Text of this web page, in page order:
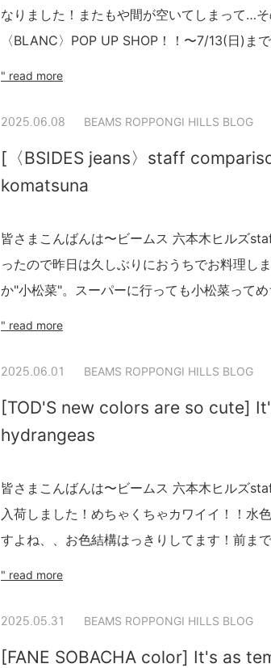
なりました！またもや間が空いてしまって…
〈BLANC〉POP UP SHOP！！〜7/13(日)ま
" read more
2025.06.08 BEAMS ROPPONGI HILLS BLOG
[〈BSIDES jeans〉staff
komatsuna
皆さまこんばんは〜ビームス 六本木ヒルズ
ったので昨日は久しぶりにおうちでお料理し
か"小松菜"。スーパーに行っても小松菜って
" read more
2025.06.01 BEAMS ROPPONGI HILLS BLOG
[TOD'S new colors are so cute]
hydrangeas
皆さまこんばんは〜ビームス 六本木ヒルズ
入荷しました！めちゃくちゃカワイイ！！水
すよね、、お色結構はっきりしてます！前ま
" read more
2025.05.31 BEAMS ROPPONGI HILLS BLOG
[FANE SOBACHA color] It's as